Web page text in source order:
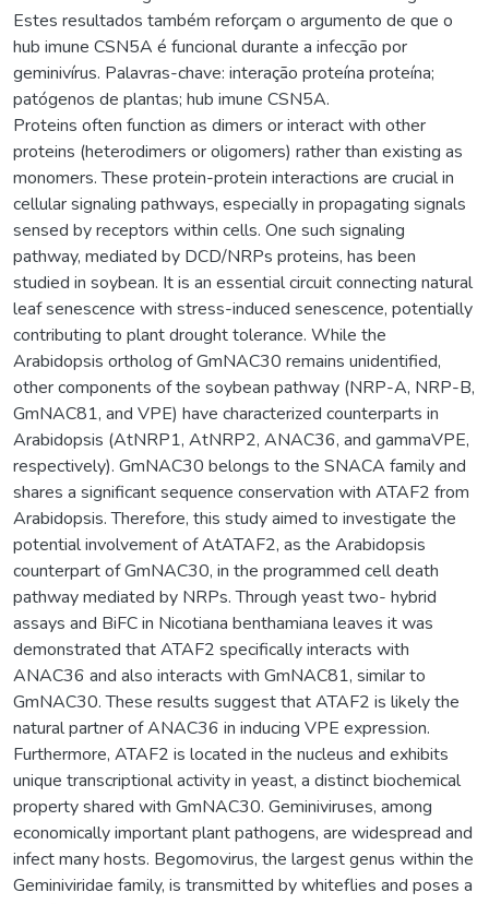
Estes resultados também reforçam o argumento de que o
hub imune CSN5A é funcional durante a infecção por
geminivírus. Palavras-chave: interação proteína proteína;
patógenos de plantas; hub imune CSN5A.
Proteins often function as dimers or interact with other
proteins (heterodimers or oligomers) rather than existing as
monomers. These protein-protein interactions are crucial in
cellular signaling pathways, especially in propagating signals
sensed by receptors within cells. One such signaling
pathway, mediated by DCD/NRPs proteins, has been
studied in soybean. It is an essential circuit connecting natural
leaf senescence with stress-induced senescence, potentially
contributing to plant drought tolerance. While the
Arabidopsis ortholog of GmNAC30 remains unidentified,
other components of the soybean pathway (NRP-A, NRP-B,
GmNAC81, and VPE) have characterized counterparts in
Arabidopsis (AtNRP1, AtNRP2, ANAC36, and gammaVPE,
respectively). GmNAC30 belongs to the SNACA family and
shares a significant sequence conservation with ATAF2 from
Arabidopsis. Therefore, this study aimed to investigate the
potential involvement of AtATAF2, as the Arabidopsis
counterpart of GmNAC30, in the programmed cell death
pathway mediated by NRPs. Through yeast two- hybrid
assays and BiFC in Nicotiana benthamiana leaves it was
demonstrated that ATAF2 specifically interacts with
ANAC36 and also interacts with GmNAC81, similar to
GmNAC30. These results suggest that ATAF2 is likely the
natural partner of ANAC36 in inducing VPE expression.
Furthermore, ATAF2 is located in the nucleus and exhibits
unique transcriptional activity in yeast, a distinct biochemical
property shared with GmNAC30. Geminiviruses, among
economically important plant pathogens, are widespread and
infect many hosts. Begomovirus, the largest genus within the
Geminiviridae family, is transmitted by whiteflies and poses a